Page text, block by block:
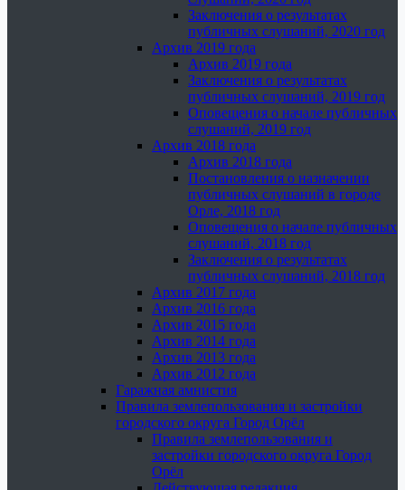
Заключения о результатах
публичных слушаний, 2020 год
Архив 2019 года
Архив 2019 года
Заключения о результатах
публичных слушаний, 2019 год
Оповещения о начале публичных
слушаний, 2019 год
Архив 2018 года
Архив 2018 года
Постановления о назначении
публичных слушаний в городе
Орле, 2018 год
Оповещения о начале публичных
слушаний, 2018 год
Заключения о результатах
публичных слушаний, 2018 год
Архив 2017 года
Архив 2016 года
Архив 2015 года
Архив 2014 года
Архив 2013 года
Архив 2012 года
Гаражная амнистия
Правила землепользования и застройки
городского округа Город Орёл
Правила землепользования и
застройки городского округа Город
Орёл